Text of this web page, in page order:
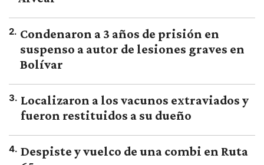
2. Condenaron a 3 años de prisión en
suspenso a autor de lesiones graves en
Bolívar
3. Localizaron a los vacunos extraviados y
fueron restituidos a su dueño
4. Despiste y vuelco de una combi en Ruta